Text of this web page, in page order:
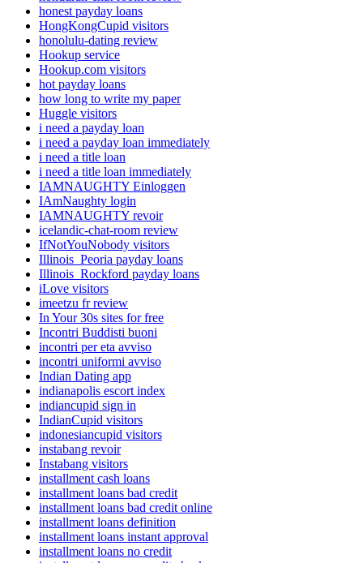
honest payday loans
HongKongCupid visitors
honolulu-dating review
Hookup service
Hookup.com visitors
hot payday loans
how long to write my paper
Huggle visitors
i need a payday loan
i need a payday loan immediately
i need a title loan
i need a title loan immediately
IAMNAUGHTY Einloggen
IAmNaughty login
IAMNAUGHTY revoir
icelandic-chat-room review
IfNotYouNobody visitors
Illinois_Peoria payday loans
Illinois_Rockford payday loans
iLove visitors
imeetzu fr review
In Your 30s sites for free
Incontri Buddisti buoni
incontri per eta avviso
incontri uniformi avviso
Indian Dating app
indianapolis escort index
indiancupid sign in
IndianCupid visitors
indonesiancupid visitors
instabang revoir
Instabang visitors
installment cash loans
installment loans bad credit
installment loans bad credit online
installment loans definition
installment loans instant approval
installment loans no credit